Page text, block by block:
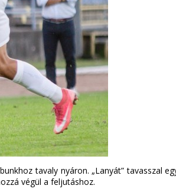
tavaly nyáron. „Lanyát” tavasszal
végül a feljutáshoz.